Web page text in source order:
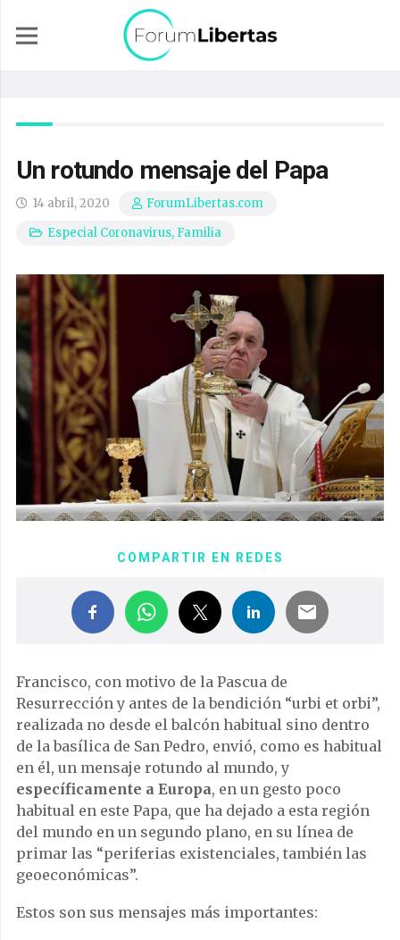
Un rotundo mensaje del Papa
14 abril, 2020
ForumLibertas.com
Especial Coronavirus, Familia
COMPARTIR EN REDES
Francisco, con motivo de la Pascua de
Resurrección y antes de la bendición “urbi et orbi”,
realizada no desde el balcón habitual sino dentro
de la basílica de San Pedro, envió, como es habitual
en él, un mensaje rotundo al mundo, y
específicamente a Europa, en un gesto poco
habitual en este Papa, que ha dejado a esta región
del mundo en un segundo plano, en su línea de
primar las “periferias existenciales, también las
geoeconómicas”.
Estos son sus mensajes más importantes: